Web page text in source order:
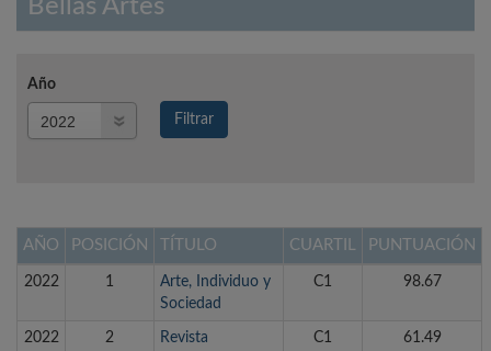
Bellas Artes
Año
Filtrar
AÑO POSICIÓN TÍTULO CUARTIL PUNTUACIÓN
2022 1
Arte, Individuo y
Sociedad
C1 98.67
2022 2
Revista
C1 61.49